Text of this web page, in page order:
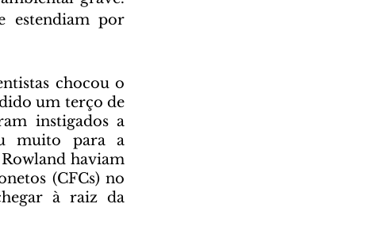
estendiam por
um terço de
instigados a
muito para a
haviam
(CFCs) no
à raiz da